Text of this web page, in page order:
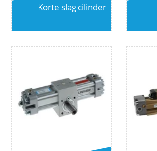
Korte slag cilinder